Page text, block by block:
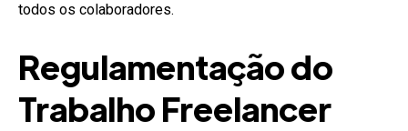
todos os colaboradores.
Regulamentação do
Trabalho Freelancer